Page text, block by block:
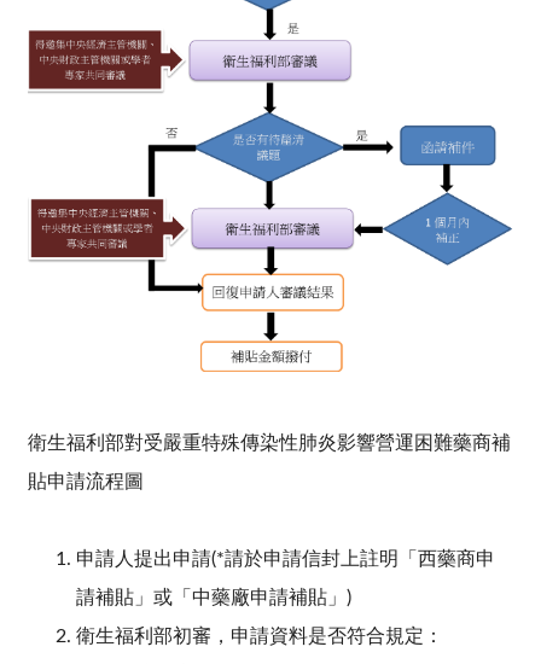
衛生福利部對受嚴重特殊傳染性肺炎影響營運困難藥商補
貼申請流程圖
申請人提出申請(*請於申請信封上註明「西藥商申
請補貼」或「中藥廠申請補貼」)
衛生福利部初審，申請資料是否符合規定：